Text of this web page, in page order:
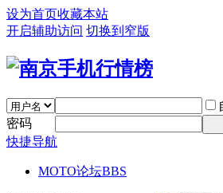
设为首页收藏本站
开启辅助访问 切换到窄版
密码
快捷导航
MOTO论坛BBS